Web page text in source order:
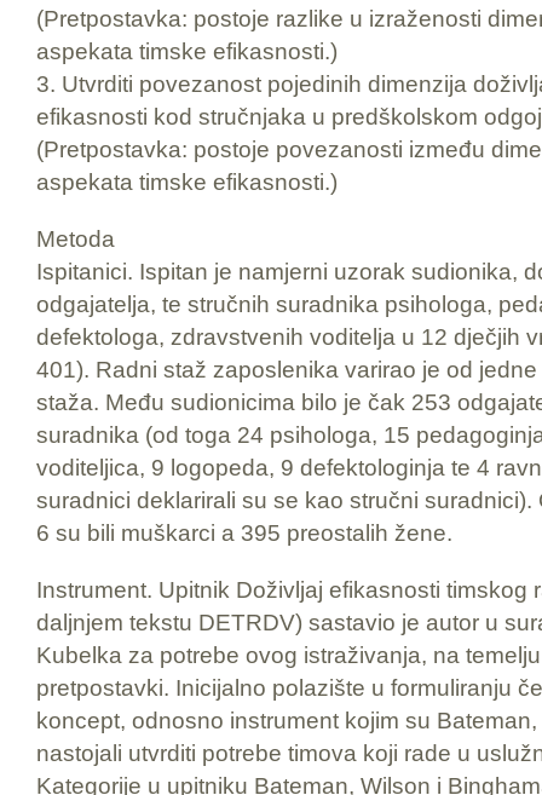
(Pretpostavka: postoje razlike u izraženosti
aspekata timske efikasnosti.)
3. Utvrditi povezanost pojedinih dimenzija
efikasnosti kod stručnjaka u predškolskom
(Pretpostavka: postoje povezanosti između
aspekata timske efikasnosti.)
Metoda
Ispitanici. Ispitan je namjerni uzorak sudionika,
odgajatelja, te stručnih suradnika psihologa,
defektologa, zdravstvenih voditelja u 12 dječjih
401). Radni staž zaposlenika varirao je od
staža. Među sudionicima bilo je čak 253
suradnika (od toga 24 psihologa, 15
voditeljica, 9 logopeda, 9 defektologinja te 4
suradnici deklarirali su se kao stručni
6 su bili muškarci a 395 preostalih žene.
Instrument. Upitnik Doživljaj efikasnosti timskog
daljnjem tekstu DETRDV) sastavio je autor u
Kubelka za potrebe ovog istraživanja, na
pretpostavki. Inicijalno polazište u formuliranju
koncept, odnosno instrument kojim su
nastojali utvrditi potrebe timova koji rade u
Kategorije u upitniku Bateman, Wilson i